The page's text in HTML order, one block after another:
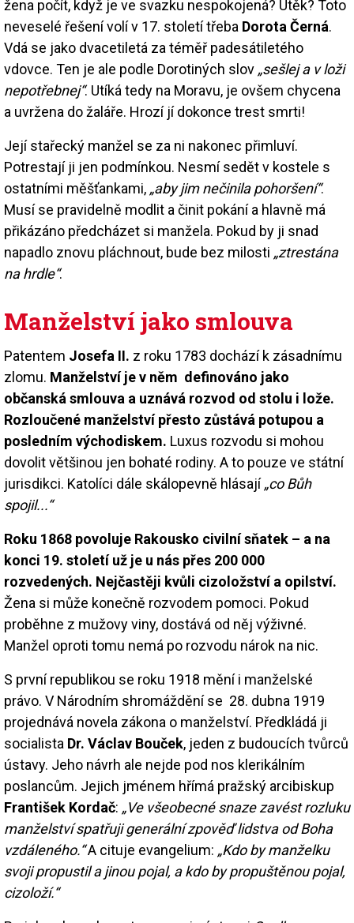
žena počít, když je ve svazku nespokojená? Útěk? Toto
neveselé řešení volí v 17. století třeba Dorota Černá.
Vdá se jako dvacetiletá za téměř padesátiletého
vdovce. Ten je ale podle Dorotiných slov „sešlej a v loži
nepotřebnej“. Utíká tedy na Moravu, je ovšem chycena
a uvržena do žaláře. Hrozí jí dokonce trest smrti!
Její stařecký manžel se za ni nakonec přimluví.
Potrestají ji jen podmínkou. Nesmí sedět v kostele s
ostatními měšťankami, „aby jim nečinila pohoršení“.
Musí se pravidelně modlit a činit pokání a hlavně má
přikázáno předcházet si manžela. Pokud by ji snad
napadlo znovu pláchnout, bude bez milosti „ztrestána
na hrdle“.
Manželství jako smlouva
Patentem Josefa II. z roku 1783 dochází k zásadnímu
zlomu. Manželství je v něm definováno jako
občanská smlouva a uznává rozvod od stolu i lože.
Rozloučené manželství přesto zůstává potupou a
posledním východiskem. Luxus rozvodu si mohou
dovolit většinou jen bohaté rodiny. A to pouze ve státní
jurisdikci. Katolíci dále skálopevně hlásají„co Bůh
spojil...“
Roku 1868 povoluje Rakousko civilní sňatek – a na
konci 19. století už je u nás přes 200 000
rozvedených. Nejčastěji kvůli cizoložství a opilství.
Žena si může konečně rozvodem pomoci. Pokud
proběhne z mužovy viny, dostává od něj výživné.
Manžel oproti tomu nemá po rozvodu nárok na nic.
S první republikou se roku 1918 mění i manželské
právo. V Národním shromáždění se 28. dubna 1919
projednává novela zákona o manželství. Předkládá ji
socialista Dr. Václav Bouček, jeden z budoucích tvůrců
ústavy. Jeho návrh ale nejde pod nos klerikálním
poslancům. Jejich jménem hřímá pražský arcibiskup
František Kordač: „Ve všeobecné snaze zavést rozluku
manželství spatřuji generální zpověď lidstva od Boha
vzdáleného.“A cituje evangelium: „Kdo by manželku
svoji propustil a jinou pojal, a kdo by propuštěnou pojal,
cizoloží.“